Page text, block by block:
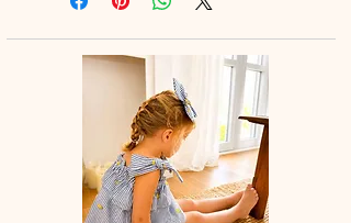
look tout en douceur.
♡Blouse à manches courtes et en
option col élastiqué dans le même
tissu ou en broderie anglaise.
La broderie peut différer selon les
stocks.
♡ Le délai de fabrication est de 15 à